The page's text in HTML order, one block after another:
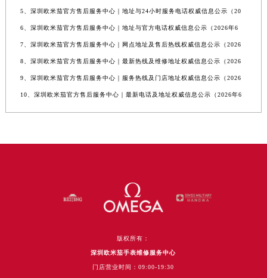
5、深圳欧米茄官方售后服务中心｜地址与24小时服务电话权威信息公示（20
6、深圳欧米茄官方售后服务中心｜地址与官方电话权威信息公示（2026年6
7、深圳欧米茄官方售后服务中心｜网点地址及售后热线权威信息公示（2026
8、深圳欧米茄官方售后服务中心｜最新热线及维修地址权威信息公示（2026
9、深圳欧米茄官方售后服务中心｜服务热线及门店地址权威信息公示（2026
10、深圳欧米茄官方售后服务中心｜最新电话及地址权威信息公示（2026年6
版权所有：
深圳欧米茄手表维修服务中心
门店营业时间：09:00-19:30